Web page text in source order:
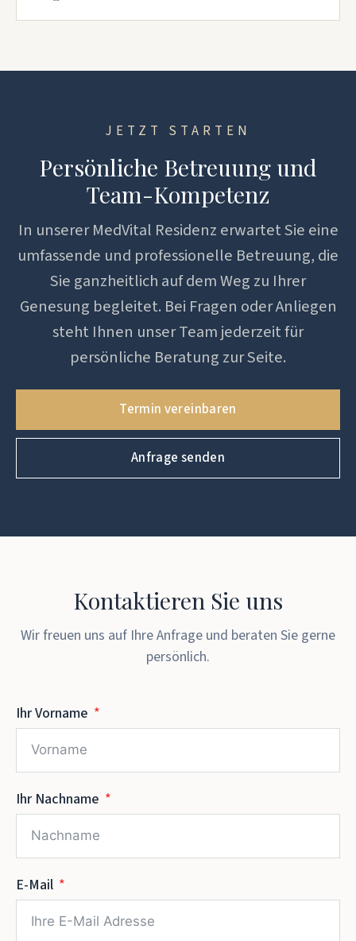
sowie sportlich aktive Menschen, die sich wieder
sportlich betätigen möchten.
aktiv am Training teilzunehmen und
Hosen eignen sich besonders gut.
und Umfeld sowie München und Einzugsgebiet.
JETZT STARTEN
Persönliche Betreuung und
Team-Kompetenz
In unserer MedVital Residenz erwartet Sie eine
umfassende und professionelle Betreuung, die
Sie ganzheitlich auf dem Weg zu Ihrer
Genesung begleitet. Bei Fragen oder Anliegen
steht Ihnen unser Team jederzeit für
persönliche Beratung zur Seite.
Termin vereinbaren
Anfrage senden
Kontaktieren Sie uns
Wir freuen uns auf Ihre Anfrage und beraten Sie gerne
persönlich.
Ihr Vorname
Ihr Nachname
E-Mail